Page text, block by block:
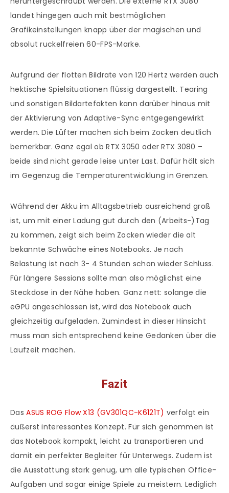
landet hingegen auch mit bestmöglichen
Grafikeinstellungen knapp über der magischen und
absolut ruckelfreien 60-FPS-Marke.
Aufgrund der flotten Bildrate von 120 Hertz werden auch
hektische Spielsituationen flüssig dargestellt. Tearing
und sonstigen Bildartefakten kann darüber hinaus mit
der Aktivierung von Adaptive-Sync entgegengewirkt
werden. Die Lüfter machen sich beim Zocken deutlich
bemerkbar. Ganz egal ob RTX 3050 oder RTX 3080 –
beide sind nicht gerade leise unter Last. Dafür hält sich
im Gegenzug die Temperaturentwicklung in Grenzen.
Während der Akku im Alltagsbetrieb ausreichend groß
ist, um mit einer Ladung gut durch den (Arbeits-)Tag
zu kommen, zeigt sich beim Zocken wieder die alt
bekannte Schwäche eines Notebooks. Je nach
Belastung ist nach 3- 4 Stunden schon wieder Schluss.
Für längere Sessions sollte man also möglichst eine
Steckdose in der Nähe haben. Ganz nett: solange die
eGPU angeschlossen ist, wird das Notebook auch
gleichzeitig aufgeladen. Zumindest in dieser Hinsicht
muss man sich entsprechend keine Gedanken über die
Laufzeit machen.
Fazit
DasASUS ROG Flow X13 (GV301QC-K6121T) verfolgt ein
äußerst interessantes Konzept. Für sich genommen ist
das Notebook kompakt, leicht zu transportieren und
damit ein perfekter Begleiter für Unterwegs. Zudem ist
die Ausstattung stark genug, um alle typischen Office-
Aufgaben und sogar einige Spiele zu meistern. Lediglich